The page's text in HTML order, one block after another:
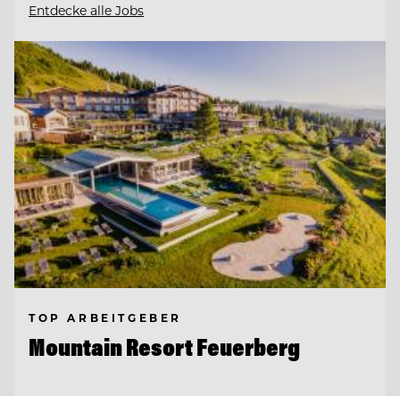
Entdecke alle Jobs
TOP ARBEITGEBER
Mountain Resort Feuerberg